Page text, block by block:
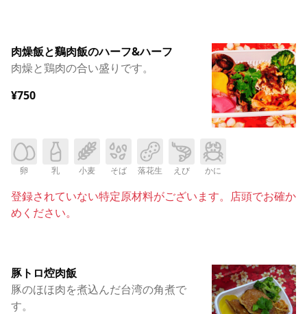
肉燥飯と鷄肉飯のハーフ&ハーフ
肉燥と鶏肉の合い盛りです。
¥750
卵 乳 小麦 そば 落花生 えび かに
登録されていない特定原材料がございます。店頭でお確か
めください。
豚トロ焢肉飯
豚のほほ肉を煮込んだ台湾の角煮で
す。